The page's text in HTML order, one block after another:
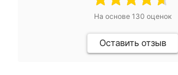
На основе 130 оценок
Оставить отзыв